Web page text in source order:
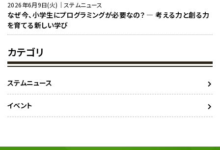
2026年6月9日(火)｜ステムニュース
なぜ今、小学生にプログラミングが必要なの？ ― 考える力と創る力
を育てる新しい学び
カテゴリ
ステムニュース
イベント